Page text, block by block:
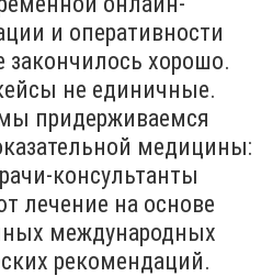
и оперативности
закончилось хорошо.
не единичные.
придерживаемся
медицины:
консультанты
лечение на основе
международных
рекомендаций.